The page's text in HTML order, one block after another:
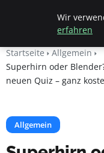
Beyond
Startseite
Allgemein
Superhirn oder
neuen Quiz – ganz
Allgemein
Wir
erfahren